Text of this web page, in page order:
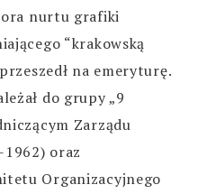
nurtu grafiki
“krakowską
na emeryturę.
do grupy „9
Zarządu
1962) oraz
Organizacyjnego